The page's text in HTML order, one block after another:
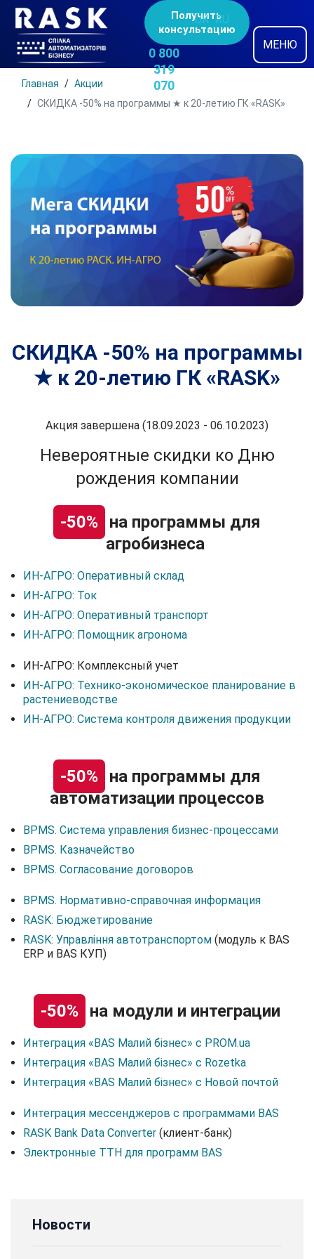
Получить
консультацию
0 800
319
070
UK RU
МЕНЮ
Главная
Акции
СКИДКА -50% на программы ★ к 20-летию ГК «RASK»
СКИДКА -50% на программы
★ к 20-летию ГК «RASK»
Акция завершена (18.09.2023 - 06.10.2023)
Невероятные скидки ко Дню
рождения компании
-50%
на программы для
агробизнеса
ИН-АГРО: Оперативный склад
ИН-АГРО: Ток
ИН-АГРО: Оперативный транспорт
ИН-АГРО: Помощник агронома
ИН-АГРО: Комплексный учет
ИН-АГРО: Технико-экономическое планирование в
растениеводстве
ИН-АГРО: Система контроля движения продукции
-50%
на программы для
автоматизации процессов
BPMS. Система управления бизнес-процессами
BPMS. Казначейство
BPMS. Согласование договоров
BPMS. Нормативно-справочная информация
RASK: Бюджетирование
RASK: Управління автотранспортом (модуль к BAS
ERP и BAS КУП)
-50% на модули и интеграции
Интеграция «BAS Малий бізнес» с PROM.ua
Интеграция «BAS Малий бізнес» с Rozetka
Интеграция «BAS Малий бізнес» с Новой почтой
Интеграция мессенджеров с программами BAS
RASK Bank Data Сonverter (клиент-банк)
Электронные ТТН для программ BAS
Новости